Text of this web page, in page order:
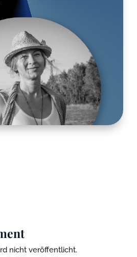
nicht veröffentlicht.